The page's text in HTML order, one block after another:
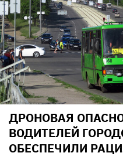
ДРОНОВАЯ
ВОДИТЕЛЕЙ
ОБЕСПЕЧИЛИ